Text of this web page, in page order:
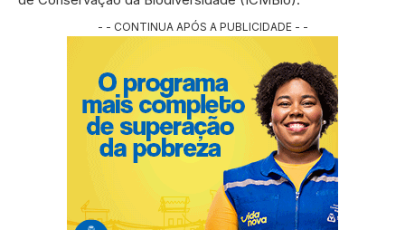
- - CONTINUA APÓS A PUBLICIDADE - -